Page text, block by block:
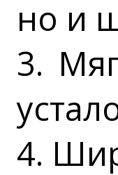
но и
3.
4.